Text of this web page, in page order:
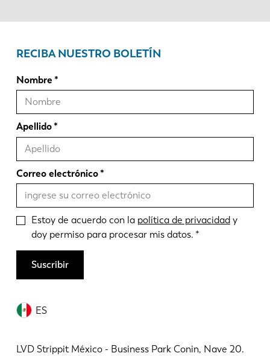
ES
LVD Strippit México - Business Park Conin, Nave 20.
RECIBA NUESTRO BOLETÍN
Nombre
Apellido
Correo electrónico
Estoy de acuerdo con la política de privacidad y
doy permiso para procesar mis datos.
Suscribir